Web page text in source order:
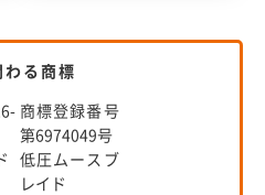
る商標
商標登録番号
第6974049号
低圧ムースブ
レイド